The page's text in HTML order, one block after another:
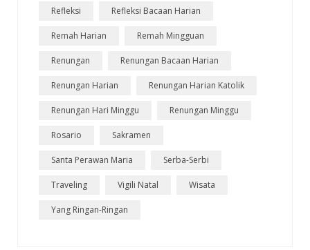
Refleksi Refleksi Bacaan Harian
Remah Harian Remah Mingguan
Renungan Renungan Bacaan Harian
Renungan Harian Renungan Harian Katolik
Renungan Hari Minggu Renungan Minggu
Rosario Sakramen
Santa Perawan Maria Serba-Serbi
Traveling Vigili Natal Wisata
Yang Ringan-Ringan